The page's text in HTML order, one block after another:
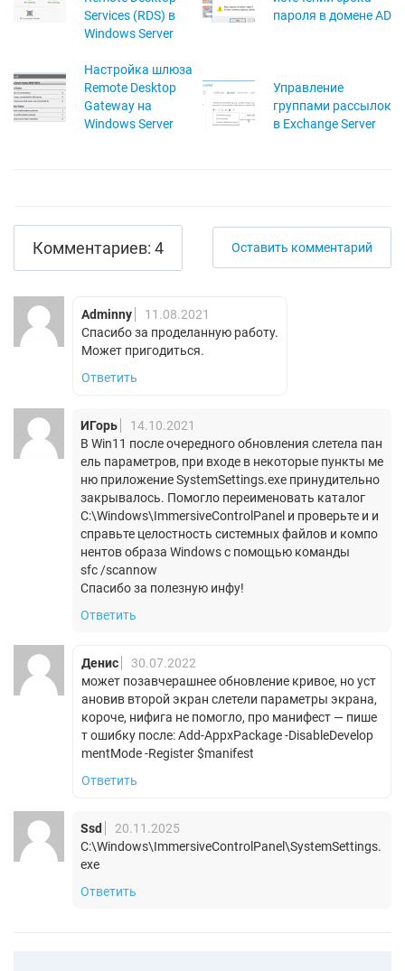
Services (RDS) в
Windows Server
пароля в домене AD
Настройка шлюза
Remote Desktop
Gateway на
Windows Server
Управление
группами рассылок
в Exchange Server
Комментариев: 4 Оставить комментарий
Adminny
11.08.2021
Спасибо за проделанную работу.
Может пригодиться.
Ответить
ИГорь
14.10.2021
В Win11 после очередного обновления слетела пан
ель параметров, при входе в некоторые пункты ме
ню приложение SystemSettings.exe принудительно
закрывалось. Помогло переименовать каталог
C:\Windows\ImmersiveControlPanel и проверьте и и
справьте целостность системных файлов и компо
нентов образа Windows с помощью команды
sfc /scannow
Спасибо за полезную инфу!
Ответить
Денис
30.07.2022
может позавчерашнее обновление кривое, но уст
ановив второй экран слетели параметры экрана,
короче, нифига не помогло, про манифест — пише
т ошибку после: Add-AppxPackage -DisableDevelop
mentMode -Register $manifest
Ответить
Ssd
20.11.2025
C:\Windows\ImmersiveControlPanel\SystemSettings.
exe
Ответить